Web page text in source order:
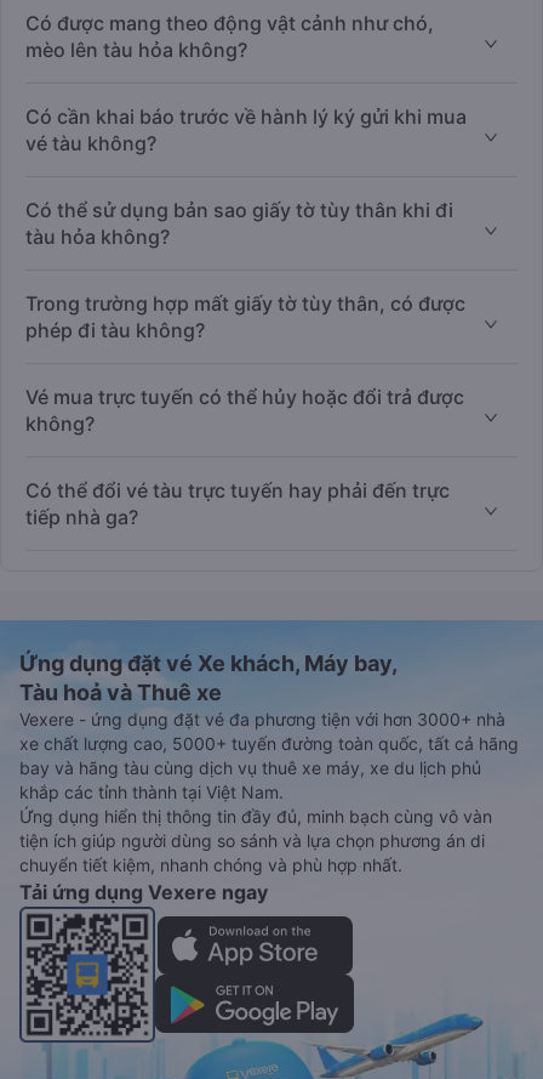
Có được mang theo động vật cảnh như chó,
mèo lên tàu hỏa không?
Có cần khai báo trước về hành lý ký gửi khi mua
vé tàu không?
Có thể sử dụng bản sao giấy tờ tùy thân khi đi
tàu hỏa không?
Trong trường hợp mất giấy tờ tùy thân, có được
phép đi tàu không?
Vé mua trực tuyến có thể hủy hoặc đổi trả được
không?
Có thể đổi vé tàu trực tuyến hay phải đến trực
tiếp nhà ga?
Ứng dụng đặt vé Xe khách, Máy bay,
Tàu hoả và Thuê xe
Vexere - ứng dụng đặt vé đa phương tiện với hơn 3000+ nhà
xe chất lượng cao, 5000+ tuyến đường toàn quốc, tất cả hãng
bay và hãng tàu cùng dịch vụ thuê xe máy, xe du lịch phủ
khắp các tỉnh thành tại Việt Nam.
Ứng dụng hiển thị thông tin đầy đủ, minh bạch cùng vô vàn
tiện ích giúp người dùng so sánh và lựa chọn phương án di
chuyển tiết kiệm, nhanh chóng và phù hợp nhất.
Tải ứng dụng Vexere ngay